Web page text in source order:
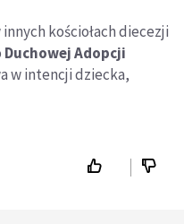
kościołach diecezji
Duchowej Adopcji
w intencji dziecka,